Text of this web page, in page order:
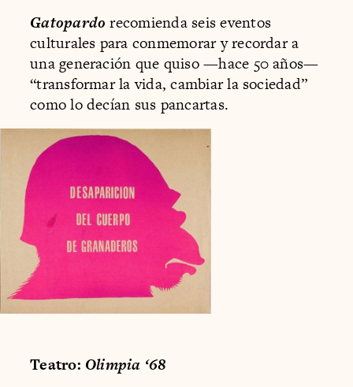
Gatopardo recomienda seis eventos
culturales para conmemorar y recordar a
una generación que quiso —hace 50 años—
“transformar la vida, cambiar la sociedad”
como lo decían sus pancartas.
Teatro: Olimpia ‘68